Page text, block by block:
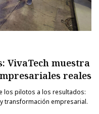
VivaTech muestra
reales
los pilotos a los resultados:
transformación empresarial.